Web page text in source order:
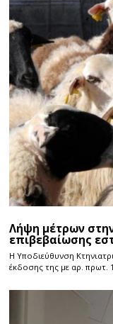
Λήψη μέτρων
επιβεβαίωσης
H Υποδιεύθυνση
έκδοσης της με αρ. πρωτ.